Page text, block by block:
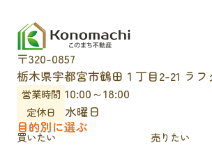
〒320-0857
栃木県宇都宮市鶴田１丁目2-21 ラ
営業時間 10:00～18:00
定休日
水曜日
目的別に選ぶ
買いたい 売りたい